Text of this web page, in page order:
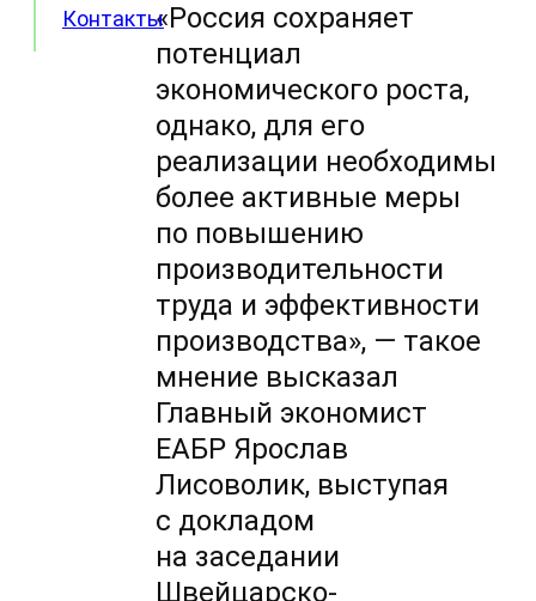
Контакты«Россия сохраняет
потенциал
экономического роста,
однако, для его
реализации необходимы
более активные меры
по повышению
производительности
труда и эффективности
производства», — такое
мнение высказал
Главный экономист
ЕАБР Ярослав
Лисоволик, выступая
с докладом
на заседании
Швейцарско-